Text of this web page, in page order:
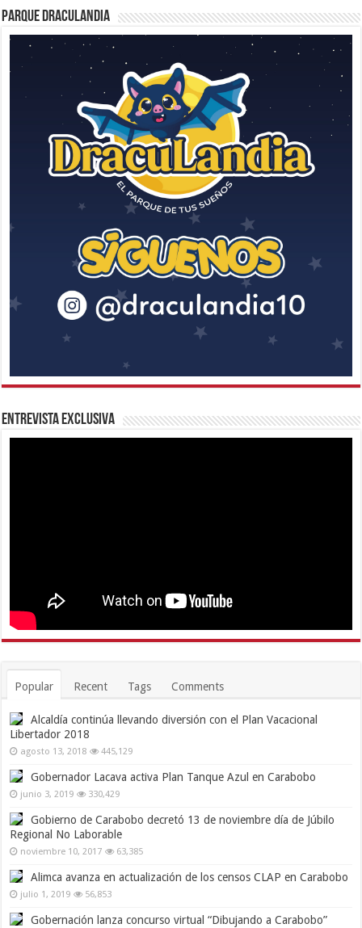
Parque Draculandia
Entrevista Exclusiva
Popular Recent Tags Comments
Alcaldía continúa llevando diversión con el Plan Vacacional
Libertador 2018
agosto 13, 2018 445,129
Gobernador Lacava activa Plan Tanque Azul en Carabobo
junio 3, 2019 330,429
Gobierno de Carabobo decretó 13 de noviembre día de Júbilo
Regional No Laborable
noviembre 10, 2017 63,385
Alimca avanza en actualización de los censos CLAP en Carabobo
julio 1, 2019 56,853
Gobernación lanza concurso virtual “Dibujando a Carabobo”